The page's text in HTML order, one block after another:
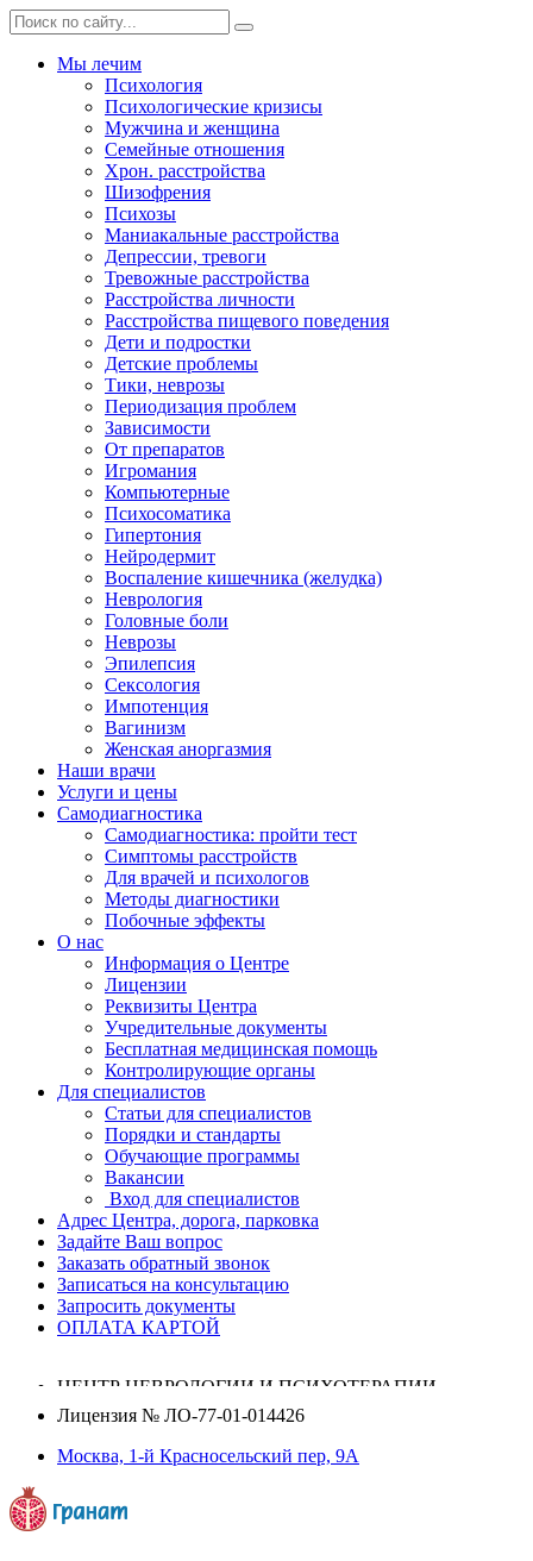
Мы лечим
Психология
Психологические кризисы
Мужчина и женщина
Семейные отношения
Хрон. расстройства
Шизофрения
Психозы
Маниакальные расстройства
Депрессии, тревоги
Тревожные расстройства
Расстройства личности
Расстройства пищевого поведения
Дети и подростки
Детские проблемы
Тики, неврозы
Периодизация проблем
Зависимости
От препаратов
Игромания
Компьютерные
Психосоматика
Гипертония
Нейродермит
Воспаление кишечника (желудка)
Неврология
Головные боли
Неврозы
Эпилепсия
Сексология
Импотенция
Вагинизм
Женская аноргазмия
Наши врачи
Услуги и цены
Самодиагностика
Самодиагностика: пройти тест
Симптомы расстройств
Для врачей и психологов
Методы диагностики
Побочные эффекты
О нас
Информация о Центре
Лицензии
Реквизиты Центра
Учредительные документы
Бесплатная медицинская помощь
Контролирующие органы
Для специалистов
Статьи для специалистов
Порядки и стандарты
Обучающие программы
Вакансии
Вход для специалистов
Адрес Центра, дорога, парковка
Задайте Ваш вопрос
Заказать обратный звонок
Записаться на консультацию
Запросить документы
ОПЛАТА КАРТОЙ
ЦЕНТР НЕВРОЛОГИИ И ПСИХОТЕРАПИИ
Лицензия № ЛО-77-01-014426
Москва, 1-й Красносельский пер, 9А